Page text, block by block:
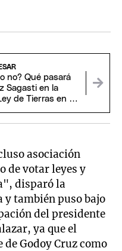
no? Qué pasará
Sagasti en la
de Tierras en el
asociación
de votar leyes y
disparó la
y también puso bajo
del presidente
ya que el
Godoy Cruz como